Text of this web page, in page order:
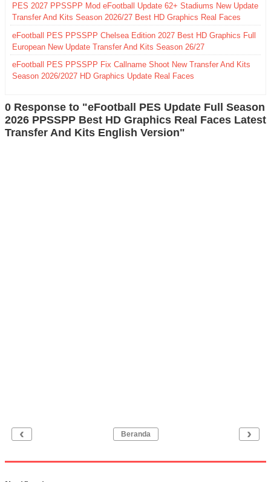
PES 2027 PPSSPP Mod eFootball Update 62+ Stadiums New Update
Transfer And Kits Season 2026/27 Best HD Graphics Real Faces
eFootball PES PPSSPP Chelsea Edition 2027 Best HD Graphics Full
European New Update Transfer And Kits Season 26/27
eFootball PES PPSSPP Fix Callname Shoot New Transfer And Kits
Season 2026/2027 HD Graphics Update Real Faces
0 Response to "eFootball PES Update Full Season
2026 PPSSPP Best HD Graphics Real Faces Latest
Transfer And Kits English Version"
‹ ›
Beranda